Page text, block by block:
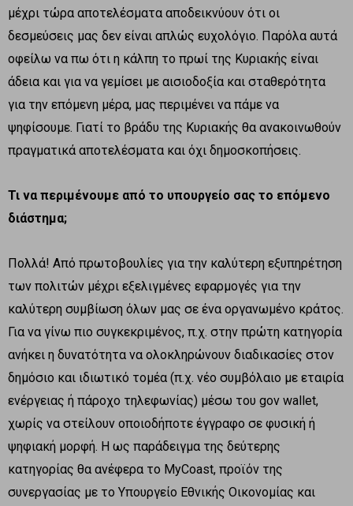
μέχρι τώρα αποτελέσματα αποδεικνύουν ότι οι
δεσμεύσεις μας δεν είναι απλώς ευχολόγιο. Παρόλα αυτά
οφείλω να πω ότι η κάλπη το πρωί της Κυριακής είναι
άδεια και για να γεμίσει με αισιοδοξία και σταθερότητα
για την επόμενη μέρα, μας περιμένει να πάμε να
ψηφίσουμε. Γιατί το βράδυ της Κυριακής θα ανακοινωθούν
πραγματικά αποτελέσματα και όχι δημοσκοπήσεις.
Τι να περιμένουμε από το υπουργείο σας το επόμενο
διάστημα;
Πολλά! Από πρωτοβουλίες για την καλύτερη εξυπηρέτηση
των πολιτών μέχρι εξελιγμένες εφαρμογές για την
καλύτερη συμβίωση όλων μας σε ένα οργανωμένο κράτος.
Για να γίνω πιο συγκεκριμένος, π.χ. στην πρώτη κατηγορία
ανήκει η δυνατότητα να ολοκληρώνουν διαδικασίες στον
δημόσιο και ιδιωτικό τομέα (π.χ. νέο συμβόλαιο με εταιρία
ενέργειας ή πάροχο τηλεφωνίας) μέσω του gov wallet,
χωρίς να στείλουν οποιοδήποτε έγγραφο σε φυσική ή
ψηφιακή μορφή. Η ως παράδειγμα της δεύτερης
κατηγορίας θα ανέφερα το MyCoast, προϊόν της
συνεργασίας με το Υπουργείο Εθνικής Οικονομίας και